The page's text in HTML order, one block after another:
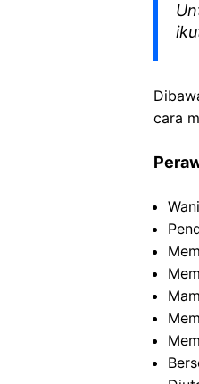
cara